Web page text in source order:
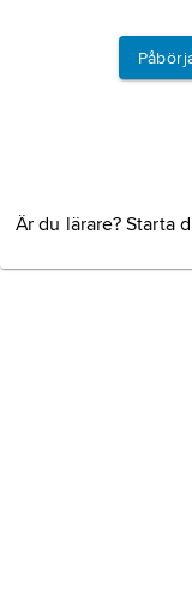
Är du lärare? Starta